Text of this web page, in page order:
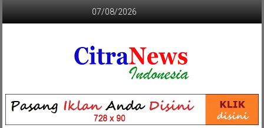
07/08/2026
CITRANEWS
INDONESIA